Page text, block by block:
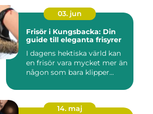
03. jun
Frisör i Kungsbacka: Din
guide till eleganta frisyrer
I dagens hektiska värld kan
en frisör vara mycket mer än
någon som bara klipper...
14. maj